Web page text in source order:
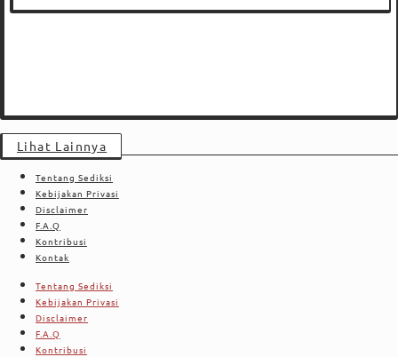
Lihat Lainnya
Tentang Sediksi
Kebijakan Privasi
Disclaimer
F.A.Q
Kontribusi
Kontak
Tentang Sediksi
Kebijakan Privasi
Disclaimer
F.A.Q
Kontribusi